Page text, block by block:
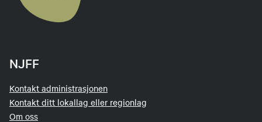
NJFF
Kontakt administrasjonen
Kontakt ditt lokallag eller regionlag
Om oss